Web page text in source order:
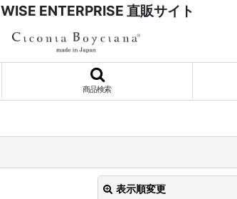
WISE ENTERPRISE 直販サイト
商品検索
表示順変更